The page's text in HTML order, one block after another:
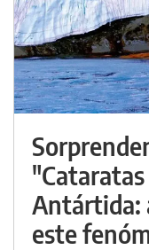
Antártida:
este